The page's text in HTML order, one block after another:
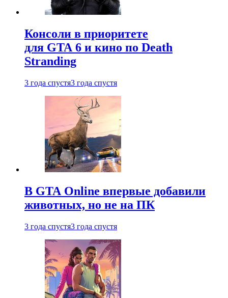
Консоли в приоритете
для GTA 6 и кино по Death
Stranding
3 года спустя3 года спустя
В GTA Online впервые добавили
животных, но не на ПК
3 года спустя3 года спустя